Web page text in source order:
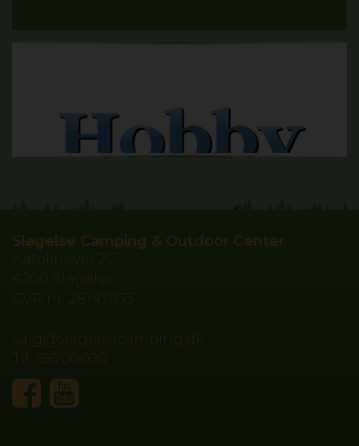
Slagelse Camping & Outdoor Center
Karolinevej 2C
4200 Slagelse
CVR nr. 28147953
salg@slagelsecamping.dk
Tlf. 55700020